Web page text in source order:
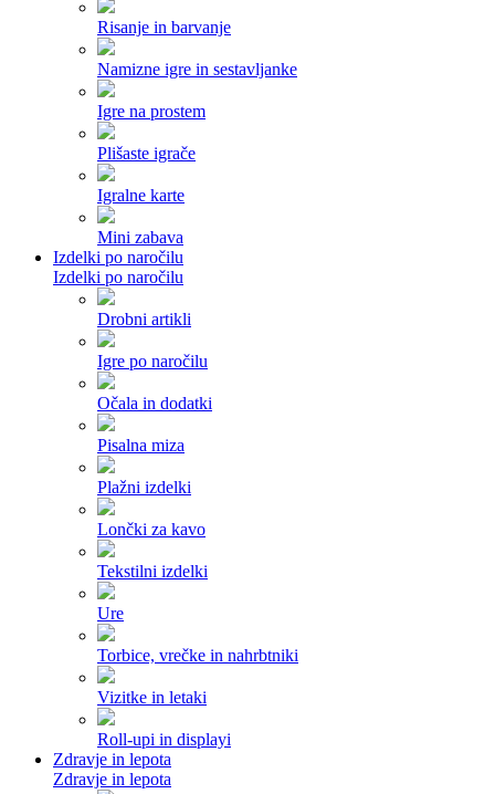
Risanje in barvanje
Namizne igre in sestavljanke
Igre na prostem
Plišaste igrače
Igralne karte
Mini zabava
Izdelki po naročilu
Izdelki po naročilu
Drobni artikli
Igre po naročilu
Očala in dodatki
Pisalna miza
Plažni izdelki
Lončki za kavo
Tekstilni izdelki
Ure
Torbice, vrečke in nahrbtniki
Vizitke in letaki
Roll-upi in displayi
Zdravje in lepota
Zdravje in lepota